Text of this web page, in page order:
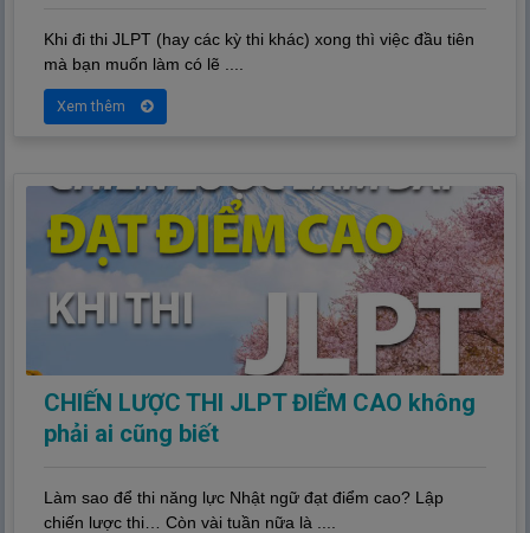
Khi đi thi JLPT (hay các kỳ thi khác) xong thì việc đầu tiên
mà bạn muốn làm có lẽ ....
Xem thêm
CHIẾN LƯỢC THI JLPT ĐIỂM CAO không
phải ai cũng biết
Làm sao để thi năng lực Nhật ngữ đạt điểm cao? Lập
chiến lược thi… Còn vài tuần nữa là ....